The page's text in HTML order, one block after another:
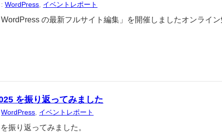
:WordPress, イベントレポート
WordPress の最新フルサイト編集」を開催しましたオンライ
を振り返ってみました
WordPress, イベントレポート
振り返ってみました。